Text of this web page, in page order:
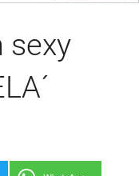
sexy